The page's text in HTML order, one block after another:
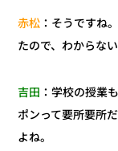
赤松 ：そうですね
たので、わからな
吉田 ：学校の授業
ポンって要所要所
よね。